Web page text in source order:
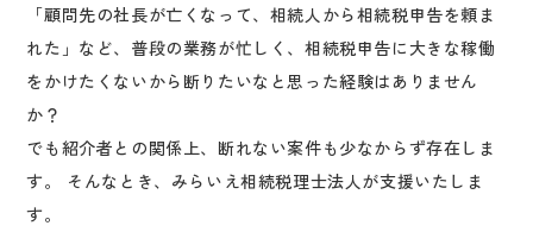
「顧問先の社長が亡くなって、相続人から相続税申告を頼ま
れた」など、普段の業務が忙しく、相続税申告に大きな稼働
をかけたくないから断りたいなと思った経験はありません
か？
でも紹介者との関係上、断れない案件も少なからず存在しま
す。 そんなとき、みらいえ相続税理士法人が支援いたしま
す。